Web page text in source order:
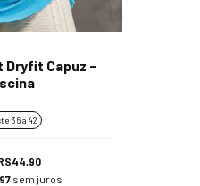
Dryfit Capuz -
36 a 42
sem juros